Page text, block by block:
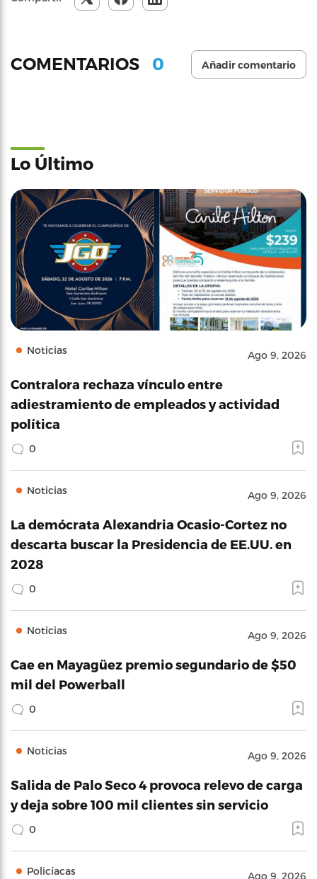
COMENTARIOS 0 Añadir comentario
Lo Último
Noticias Ago 9, 2026
Contralora rechaza vínculo entre
adiestramiento de empleados y actividad
política
0
Noticias Ago 9, 2026
La demócrata Alexandria Ocasio-Cortez no
descarta buscar la Presidencia de EE.UU. en
2028
0
Noticias Ago 9, 2026
Cae en Mayagüez premio segundario de $50
mil del Powerball
0
Noticias Ago 9, 2026
Salida de Palo Seco 4 provoca relevo de carga
y deja sobre 100 mil clientes sin servicio
0
Policíacas Ago 9, 2026